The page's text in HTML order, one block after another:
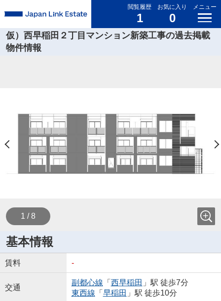
閲覧履歴
1
お気に入り
0
メニュー
仮）西早稲田２丁目マンション新築工事の過去掲載
物件情報
1 / 8
基本情報
賃料 -
交通
副都心線 「 西早稲田 」駅 徒歩7分
東西線 「 早稲田 」駅 徒歩10分